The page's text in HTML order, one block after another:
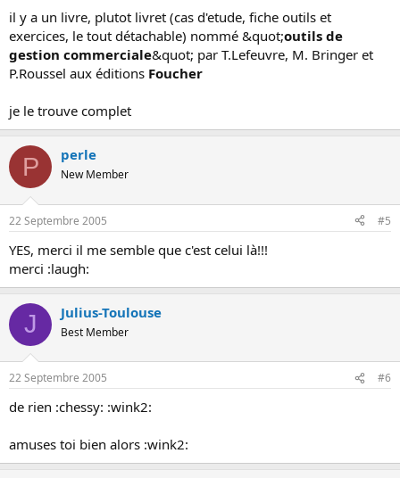
il y a un livre, plutot livret (cas d'etude, fiche outils et
exercices, le tout détachable) nommé &quot;outils de
gestion commerciale&quot; par T.Lefeuvre, M. Bringer et
P.Roussel aux éditions Foucher
je le trouve complet
P perle
New Member
22 Septembre 2005 #5
YES, merci il me semble que c'est celui là!!!
merci :laugh:
J Julius-Toulouse
Best Member
22 Septembre 2005 #6
de rien :chessy: :wink2:
amuses toi bien alors :wink2: